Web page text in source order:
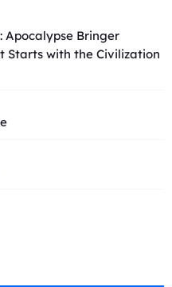
Apocalypse Bringer
Starts with the Civilization